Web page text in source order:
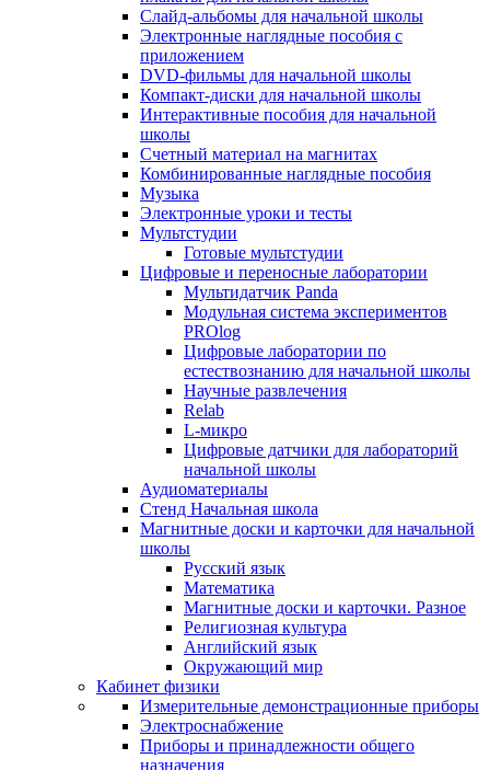
Слайд-альбомы для начальной школы
Электронные наглядные пособия с
приложением
DVD-фильмы для начальной школы
Компакт-диски для начальной школы
Интерактивные пособия для начальной
школы
Счетный материал на магнитах
Комбинированные наглядные пособия
Музыка
Электронные уроки и тесты
Мультстудии
Готовые мультстудии
Цифровые и переносные лаборатории
Мультидатчик Panda
Модульная система экспериментов
PROlog
Цифровые лаборатории по
естествознанию для начальной школы
Научные развлечения
Relab
L-микро
Цифровые датчики для лабораторий
начальной школы
Аудиоматериалы
Стенд Начальная школа
Магнитные доски и карточки для начальной
школы
Русский язык
Математика
Магнитные доски и карточки. Разное
Религиозная культура
Английский язык
Окружающий мир
Кабинет физики
Измерительные демонстрационные приборы
Электроснабжение
Приборы и принадлежности общего
назначения